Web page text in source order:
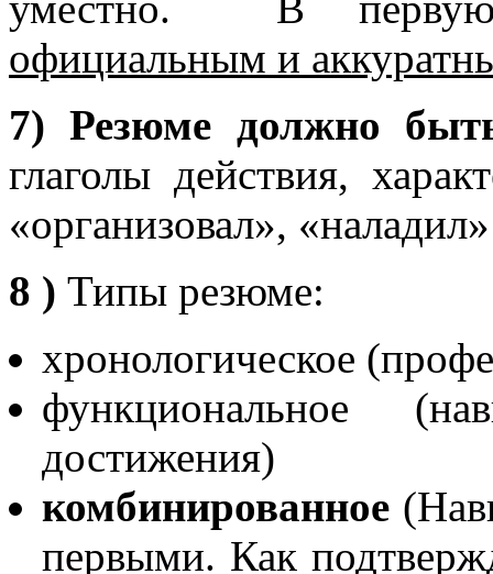
официальным и
7) Резюме должно
глаголы действия,
«организовал»,
8 ) Типы резюме:
хронологическое
функциональное
достижения)
комбинированное
первыми. Как